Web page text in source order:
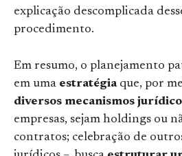
explicação descomplicada
procedimento.
Em resumo, o planejamento
em uma estratégiaque, por
diversos mecanismos
empresas, sejam holdings ou
contratos; celebração de